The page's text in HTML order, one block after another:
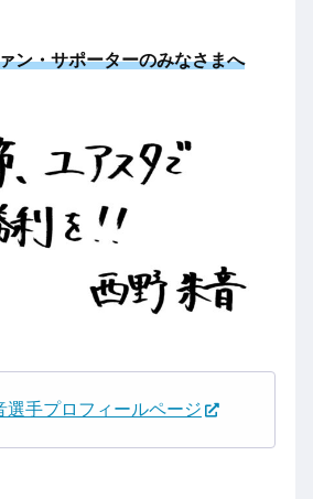
ン・サポーターのみなさまへ
選手プロフィールページ